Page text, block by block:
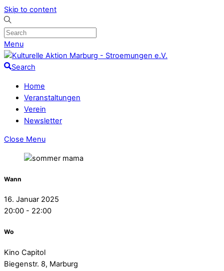
Skip to content
Menu
Search
Home
Veranstaltungen
Verein
Newsletter
Close Menu
Wann
16. Januar 2025
20:00 - 22:00
Wo
Kino Capitol
Biegenstr. 8, Marburg